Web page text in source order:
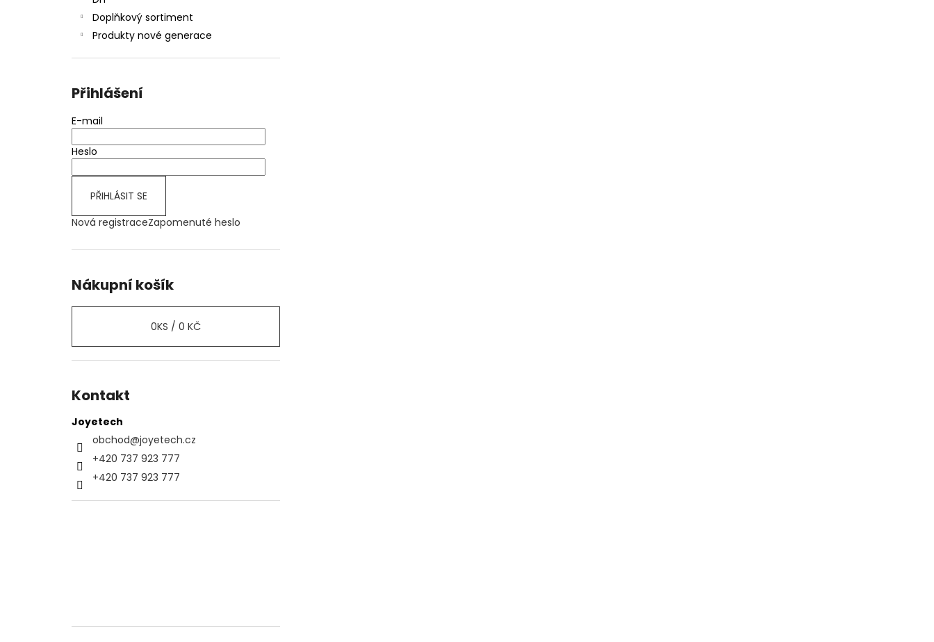
Doplňkový sortiment
Produkty nové generace
Přihlášení
E-mail
Heslo
PŘIHLÁSIT SE
Nová registraceZapomenuté heslo
Nákupní košík
0KS / 0 KČ
Kontakt
Joyetech
obchod@joyetech.cz
+420 737 923 777
+420 737 923 777
JOYETECH BF SS316 ATOMIZER 0,6OHM
57 Kč